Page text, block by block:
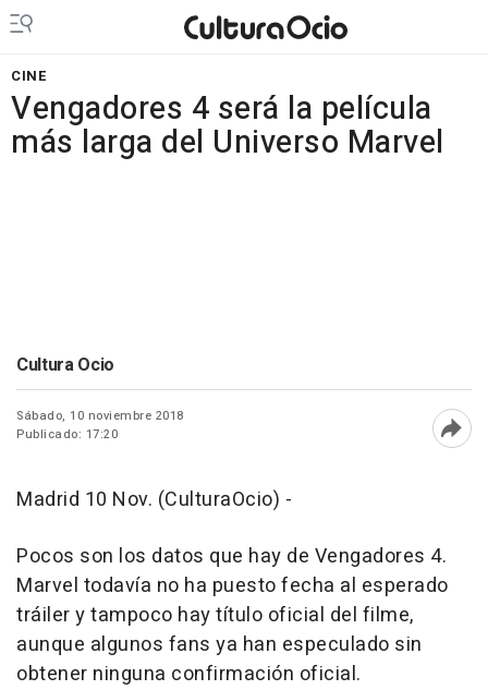
CINE
Vengadores 4 será la película
más larga del Universo Marvel
Cultura Ocio
Sábado, 10 noviembre 2018
Publicado: 17:20
Madrid 10 Nov. (CulturaOcio) -
Pocos son los datos que hay de Vengadores 4.
Marvel todavía no ha puesto fecha al esperado
tráiler y tampoco hay título oficial del filme,
aunque algunos fans ya han especulado sin
obtener ninguna confirmación oficial.